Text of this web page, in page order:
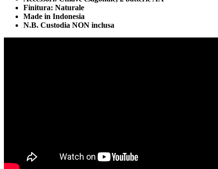
Finitura: Naturale
Made in Indonesia
N.B. Custodia NON inclusa